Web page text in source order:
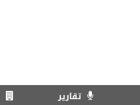
تقارير